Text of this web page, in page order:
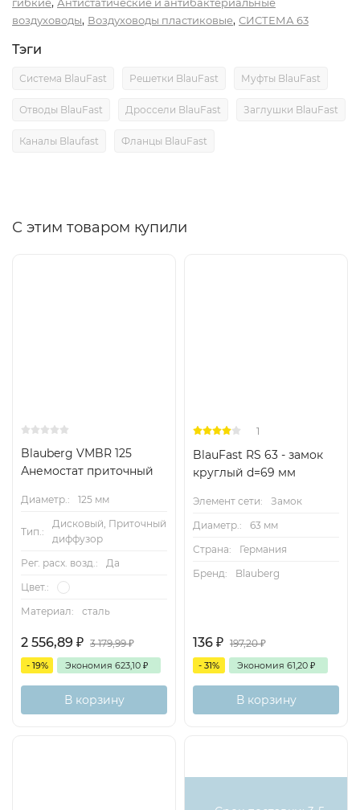
воздуховоды, Воздуховоды пластиковые, СИСТЕМА 63
Тэги
Система BlauFast Решетки BlauFast Муфты BlauFast
Отводы BlauFast Дроссели BlauFast Заглушки BlauFast
Каналы Blaufast Фланцы BlauFast
С этим товаром купили
Blauberg VMBR 125
Анемостат приточный
Диаметр.: 125 мм
Тип.:
Дисковый, Приточный
диффузор
Рег. расх. возд.:
Да
Цвет.:
Материал: сталь
2 556,89 ₽ 3 179,99₽
- 19% Экономия 623,10 ₽
В корзину
1
BlauFast RS 63 - замок
круглый d=69 мм
Элемент сети:
Замок
Диаметр.:
63 мм
Страна:
Германия
Бренд:
Blauberg
136 ₽ 197,20₽
- 31% Экономия 61,20 ₽
В корзину